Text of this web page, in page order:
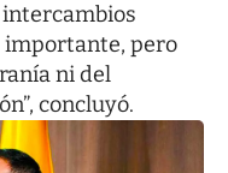
importante, pero
ni del
concluyó.